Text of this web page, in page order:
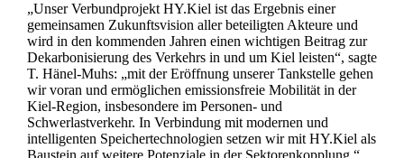
„Unser Verbundprojekt HY.Kiel ist das Ergebnis einer
gemeinsamen Zukunftsvision aller beteiligten Akteure und
wird in den kommenden Jahren einen wichtigen Beitrag zur
Dekarbonisierung des Verkehrs in und um Kiel leisten“, sagte
T. Hänel-Muhs: „mit der Eröffnung unserer Tankstelle gehen
wir voran und ermöglichen emissionsfreie Mobilität in der
Kiel-Region, insbesondere im Personen- und
Schwerlastverkehr. In Verbindung mit modernen und
intelligenten Speichertechnologien setzen wir mit HY.Kiel als